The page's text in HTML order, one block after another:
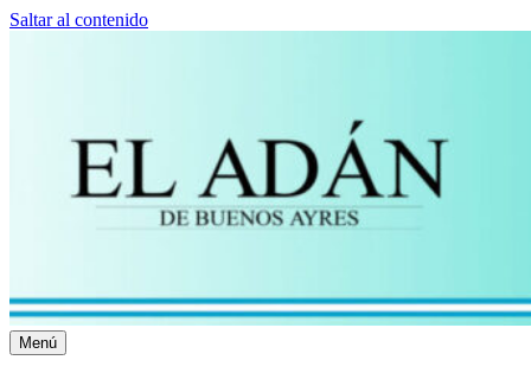
Saltar al contenido
El Adán Buenos Ayres
Noticias porteñas
Menú